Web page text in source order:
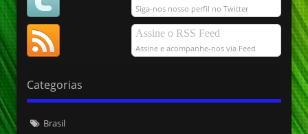
Siga-nos nosso perfil no Twitter
Assine o RSS Feed
Assine e acompanhe-nos via Feed
Categorias
Brasil